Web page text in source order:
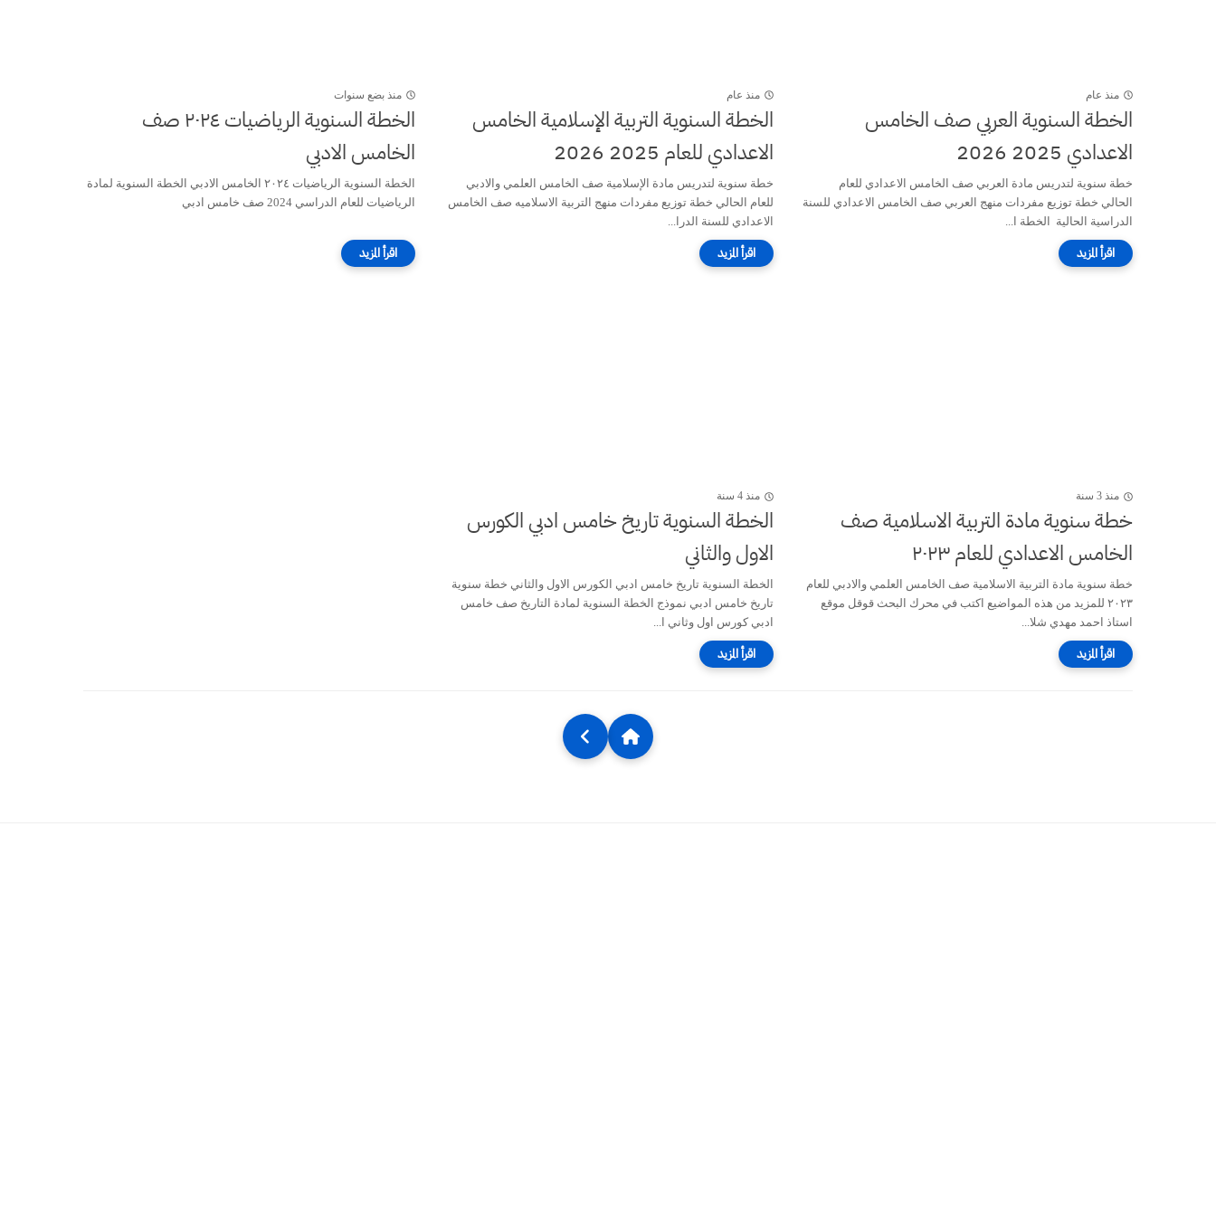
منذ عام
الخطة السنوية العربي صف الخامس
الاعدادي 2025 2026
خطة سنوية لتدريس مادة العربي صف الخامس الاعدادي للعام
الحالي خطة توزيع مفردات منهج العربي صف الخامس الاعدادي للسنة
الدراسية الحالية الخطة ا...
منذ عام
الخطة السنوية التربية الإسلامية الخامس
الاعدادي للعام 2025 2026
خطة سنوية لتدريس مادة الإسلامية صف الخامس العلمي والادبي
للعام الحالي خطة توزيع مفردات منهج التربية الاسلاميه صف الخامس
الاعدادي للسنة الدرا...
منذ بضع سنوات
الخطة السنوية الرياضيات ٢٠٢٤ صف
الخامس الادبي
الخطة السنوية الرياضيات ٢٠٢٤ الخامس الادبي الخطة السنوية لمادة
الرياضيات للعام الدراسي 2024 صف خامس ادبي
منذ 3 سنة
خطة سنوية مادة التربية الاسلامية صف
الخامس الاعدادي للعام ٢٠٢٣
خطة سنوية مادة التربية الاسلامية صف الخامس العلمي والادبي للعام
٢٠٢٣ للمزيد من هذه المواضيع اكتب في محرك البحث قوقل موقع
استاذ احمد مهدي شلا...
منذ 4 سنة
الخطة السنوية تاريخ خامس ادبي الكورس
الاول والثاني
الخطة السنوية تاريخ خامس ادبي الكورس الاول والثاني خطة سنوية
تاريخ خامس ادبي نموذج الخطة السنوية لمادة التاريخ صف خامس
ادبي كورس اول وثاني ا...